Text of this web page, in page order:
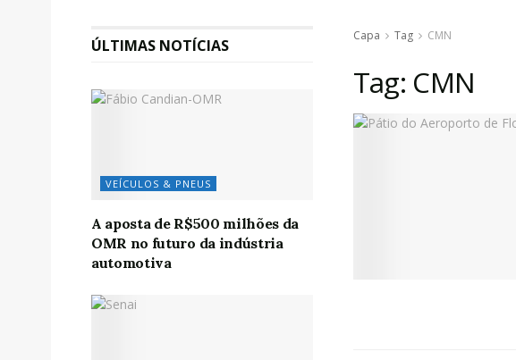
Capa Tag CMN
Tag: CMN
ÚLTIMAS NOTÍCIAS
VEÍCULOS & PNEUS
A aposta de R$500 milhões da
OMR no futuro da indústria
automotiva